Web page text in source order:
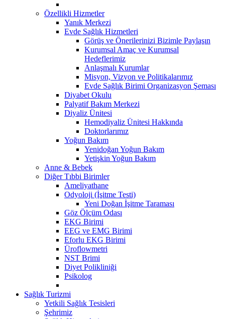
Özellikli Hizmetler
Yanık Merkezi
Evde Sağlık Hizmetleri
Görüş ve Önerilerinizi Bizimle Paylaşın
Kurumsal Amaç ve Kurumsal
Hedeflerimiz
Anlaşmalı Kurumlar
Misyon, Vizyon ve Politikalarımız
Evde Sağlık Birimi Organizasyon Şeması
Diyabet Okulu
Palyatif Bakım Merkezi
Diyaliz Ünitesi
Hemodiyaliz Ünitesi Hakkında
Doktorlarımız
Yoğun Bakım
Yenidoğan Yoğun Bakım
Yetişkin Yoğun Bakım
Anne & Bebek
Diğer Tıbbi Birimler
Ameliyathane
Odyoloji (İşitme Testi)
Yeni Doğan İşitme Taraması
Göz Ölçüm Odası
EKG Birimi
EEG ve EMG Birimi
Eforlu EKG Birimi
Üroflowmetri
NST Brimi
Diyet Polikliniği
Psikolog
Sağlık Turizmi
Yetkili Sağlık Tesisleri
Şehrimiz